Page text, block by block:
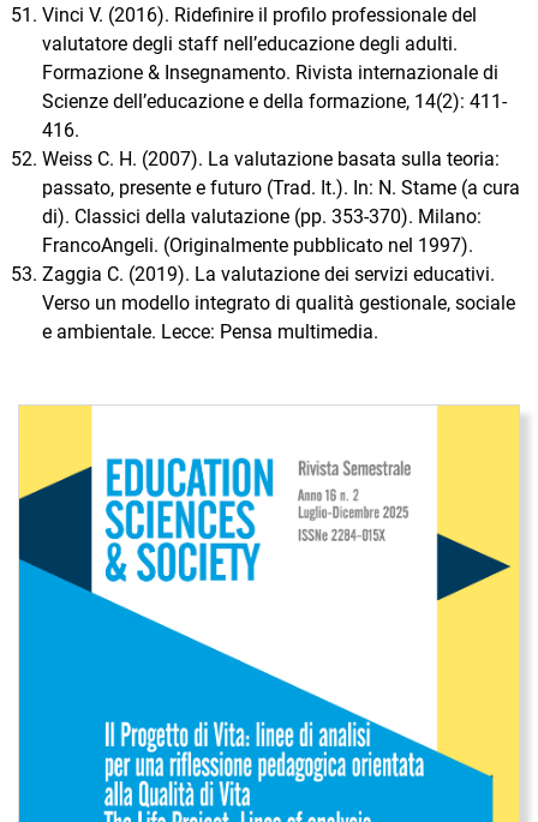
Vinci V. (2016). Ridefinire il profilo professionale del
valutatore degli staff nell’educazione degli adulti.
Formazione & Insegnamento. Rivista internazionale di
Scienze dell’educazione e della formazione, 14(2): 411-
416.
Weiss C. H. (2007). La valutazione basata sulla teoria:
passato, presente e futuro (Trad. It.). In: N. Stame (a cura
di). Classici della valutazione (pp. 353-370). Milano:
FrancoAngeli. (Originalmente pubblicato nel 1997).
Zaggia C. (2019). La valutazione dei servizi educativi.
Verso un modello integrato di qualità gestionale, sociale
e ambientale. Lecce: Pensa multimedia.
Immagine di copertina